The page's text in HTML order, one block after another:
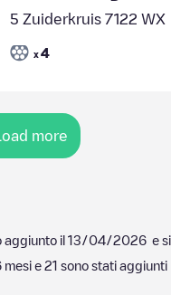
5 Zuiderkruis 7122 WX
x 4
Load more
aggiunto il 13/04/2026 e
mesi e 21 sono stati aggiunti